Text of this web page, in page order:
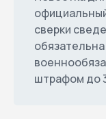
сверки
штрафом до